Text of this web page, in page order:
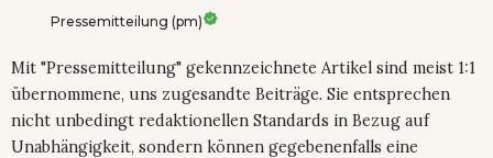
Pressemitteilung (pm)
Mit "Pressemitteilung" gekennzeichnete Artikel sind meist 1:1
übernommene, uns zugesandte Beiträge. Sie entsprechen
nicht unbedingt redaktionellen Standards in Bezug auf
Unabhängigkeit, sondern können gegebenenfalls eine